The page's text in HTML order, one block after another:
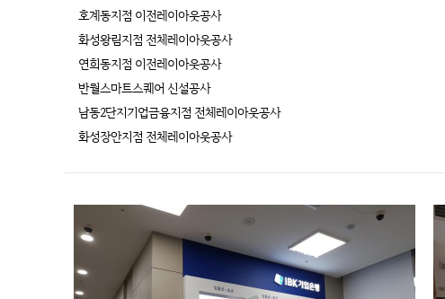
호계동지점 이전레이아웃공사
화성왕림지점 전체레이아웃공사
연희동지점 이전레이아웃공사
반월스마트스퀘어 신설공사
남동2단지기업금융지점 전체레이아웃공사
화성장안지점 전체레이아웃공사